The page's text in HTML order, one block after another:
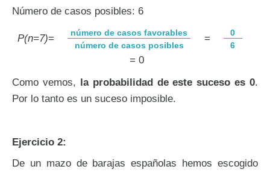
Número de casos posibles: 6
P(n=7)=
número de casos favorables
número de casos posibles
=
0
6
= 0
Como vemos, la probabilidad de este suceso es 0.
Por lo tanto es un suceso imposible.
Ejercicio 2:
De un mazo de barajas españolas hemos escogido